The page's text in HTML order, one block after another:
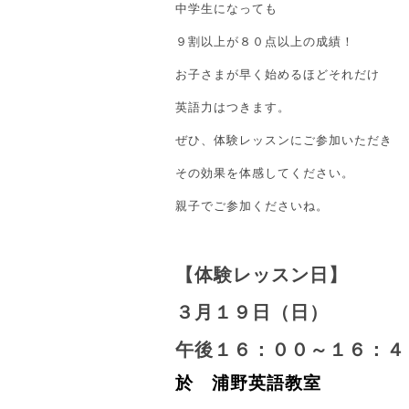
中学生になっても
９割以上が８０点以上の成績！
お子さまが早く始めるほどそれだけ
英語力はつきます。
ぜひ、体験レッスンにご参加いただき
その効果を体感してください。
親子でご参加くださいね。
【体験レッスン日】
３月１９日（日）
午後１６：００～１６：４
於 浦野英語教室